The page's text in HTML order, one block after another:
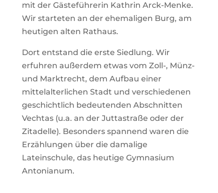
mit der Gästeführerin Kathrin Arck-Menke.
Wir starteten an der ehemaligen Burg, am
heutigen alten Rathaus.
Dort entstand die erste Siedlung. Wir
erfuhren außerdem etwas vom Zoll-, Münz-
und Marktrecht, dem Aufbau einer
mittelalterlichen Stadt und verschiedenen
geschichtlich bedeutenden Abschnitten
Vechtas (u.a. an der Juttastraße oder der
Zitadelle). Besonders spannend waren die
Erzählungen über die damalige
Lateinschule, das heutige Gymnasium
Antonianum.